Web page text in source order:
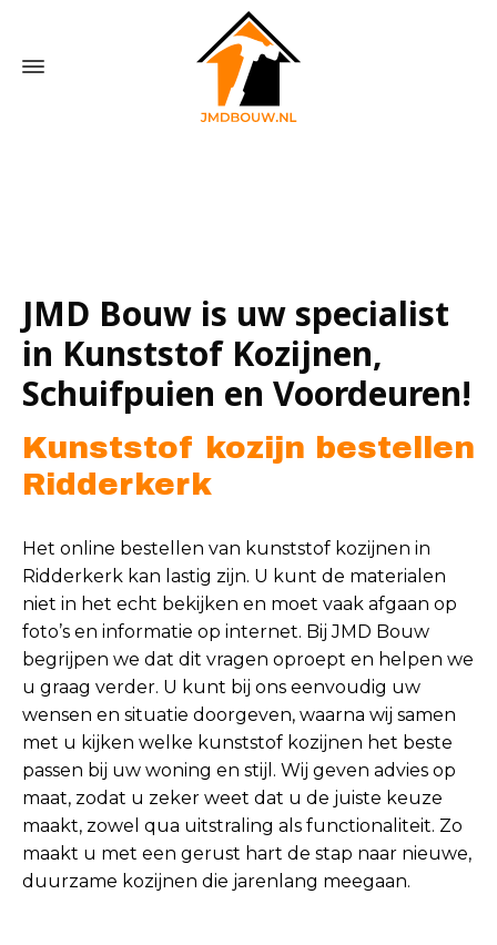
JMD Bouw is uw specialist
in Kunststof Kozijnen,
Schuifpuien en Voordeuren!
Kunststof kozijn bestellen
Ridderkerk
Het online bestellen van kunststof kozijnen in
Ridderkerk kan lastig zijn. U kunt de materialen
niet in het echt bekijken en moet vaak afgaan op
foto’s en informatie op internet. Bij JMD Bouw
begrijpen we dat dit vragen oproept en helpen we
u graag verder. U kunt bij ons eenvoudig uw
wensen en situatie doorgeven, waarna wij samen
met u kijken welke kunststof kozijnen het beste
passen bij uw woning en stijl. Wij geven advies op
maat, zodat u zeker weet dat u de juiste keuze
maakt, zowel qua uitstraling als functionaliteit. Zo
maakt u met een gerust hart de stap naar nieuwe,
duurzame kozijnen die jarenlang meegaan.